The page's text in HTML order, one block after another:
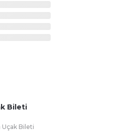
Bileti
Uçak Bileti